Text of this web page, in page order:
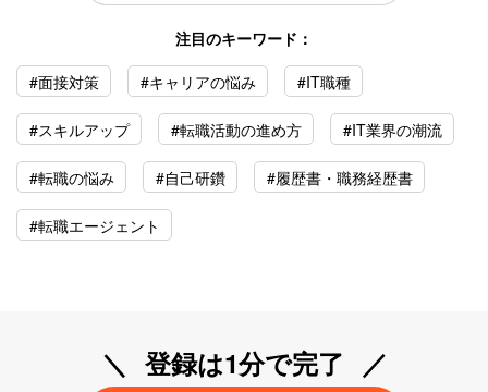
注目のキーワード：
#面接対策
#キャリアの悩み #IT職種
#スキルアップ #転職活動の進め方 #IT業界の潮流
#転職の悩み #自己研鑽 #履歴書・職務経歴書
#転職エージェント
登録は1分で完了